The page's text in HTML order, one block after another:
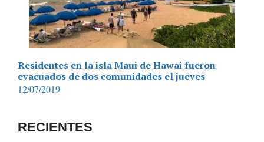
Residentes en la isla Maui de Hawai fueron
evacuados de dos comunidades el jueves
12/07/2019
RECIENTES